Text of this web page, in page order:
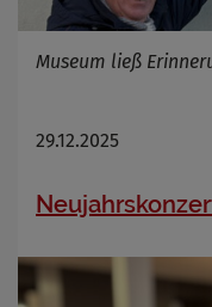
Museum ließ
29.12.2025